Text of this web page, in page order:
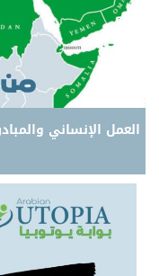
العمل الإنساني